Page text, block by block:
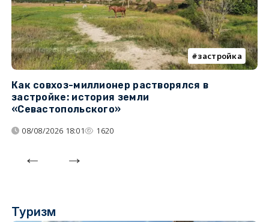
застройка
Как совхоз-миллионер растворялся в
застройке: история земли
«Севастопольского»
08/08/2026 18:01 1620
Туризм